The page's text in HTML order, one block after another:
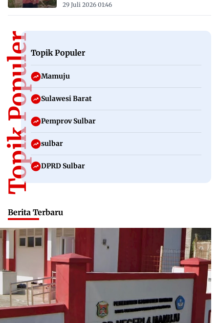
29 Juli 2026 01:46
Topik PopulerTopik Populer
Mamuju
Sulawesi Barat
Pemprov Sulbar
sulbar
DPRD Sulbar
Berita Terbaru